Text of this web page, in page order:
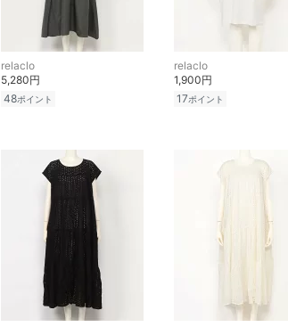
relaclo
5,280円
48ポイント
relaclo
1,900円
17ポイント